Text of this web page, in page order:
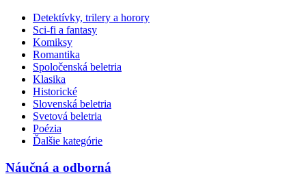
Detektívky, trilery a horory
Sci-fi a fantasy
Komiksy
Romantika
Spoločenská beletria
Klasika
Historické
Slovenská beletria
Svetová beletria
Poézia
Ďalšie kategórie
Náučná a odborná